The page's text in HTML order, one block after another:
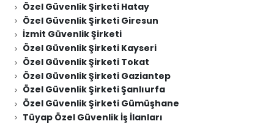
Özel Güvenlik Şirketi Hatay
Özel Güvenlik Şirketi Giresun
İzmit Güvenlik Şirketi
Özel Güvenlik Şirketi Kayseri
Özel Güvenlik Şirketi Tokat
Özel Güvenlik Şirketi Gaziantep
Özel Güvenlik Şirketi Şanlıurfa
Özel Güvenlik Şirketi Gümüşhane
Tüyap Özel Güvenlik İş İlanları